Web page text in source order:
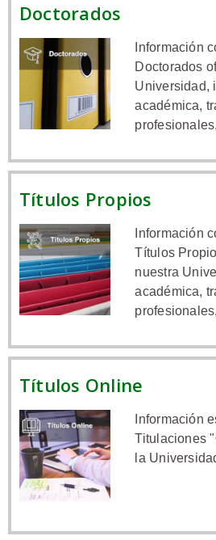
Doctorados
Información
Doctorados
Universidad,
académica,
Títulos Propios
Información
Títulos
nuestra
académica,
Títulos Online
Información
Titulaciones
la